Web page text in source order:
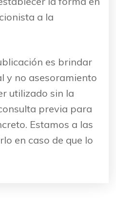
a la
es brindar
y no asesoramiento
utilizado sin la
previa para
Estamos a las
en caso de que lo